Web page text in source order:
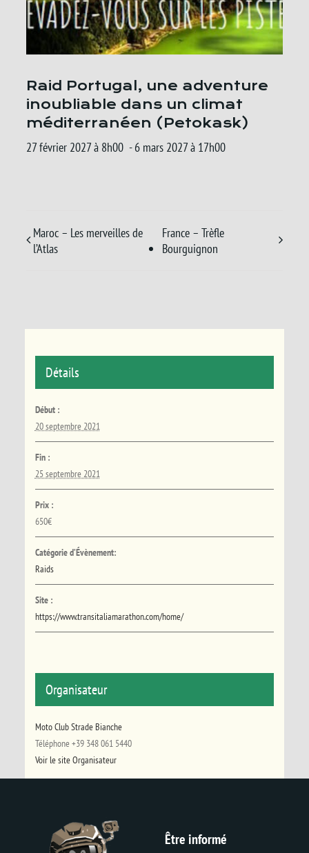
Raid Portugal, une adventure
inoubliable dans un climat
méditerranéen (Petokask)
27 février 2027 à 8h00 -6 mars 2027 à 17h00
Maroc – Les merveilles de
l’Atlas
France – Trèfle
Bourguignon
Détails
Début :
20 septembre 2021
Fin :
25 septembre 2021
Prix :
650€
Catégorie d’Évènement:
Raids
Site :
https://www.transitaliamarathon.com/home/
Organisateur
Moto Club Strade Bianche
Téléphone +39 348 061 5440
Voir le site Organisateur
Être informé